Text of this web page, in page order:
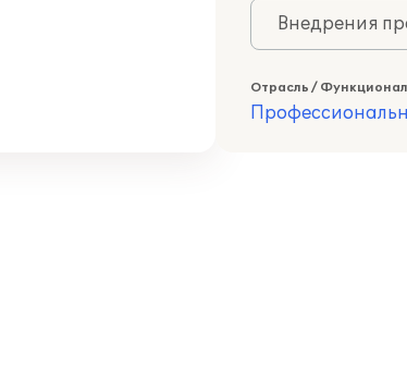
Внедрения
Отрасль /